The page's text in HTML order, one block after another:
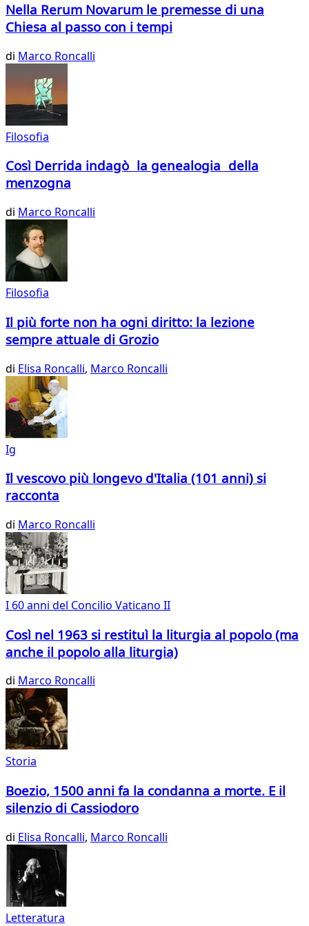
Nella Rerum Novarum le premesse di una
Chiesa al passo con i tempi
di Marco Roncalli
Filosofia
Così Derrida indagò la genealogia della
menzogna
di Marco Roncalli
Filosofia
Il più forte non ha ogni diritto: la lezione
sempre attuale di Grozio
di Elisa Roncalli, Marco Roncalli
Ig
Il vescovo più longevo d'Italia (101 anni) si
racconta
di Marco Roncalli
I 60 anni del Concilio Vaticano II
Così nel 1963 si restituì la liturgia al popolo (ma
anche il popolo alla liturgia)
di Marco Roncalli
Storia
Boezio, 1500 anni fa la condanna a morte. E il
silenzio di Cassiodoro
di Elisa Roncalli, Marco Roncalli
Letteratura